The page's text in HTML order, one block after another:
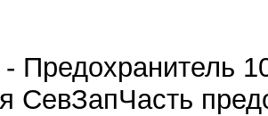
Предохранитель
СевЗапЧасть